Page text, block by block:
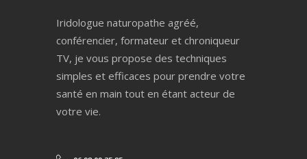
Iridologue naturopathe agréé,
conférencier, formateur et chroniqueur
TV, je vous propose des techniques
simples et efficaces pour prendre votre
santé en main tout en étant acteur de
votre vie.